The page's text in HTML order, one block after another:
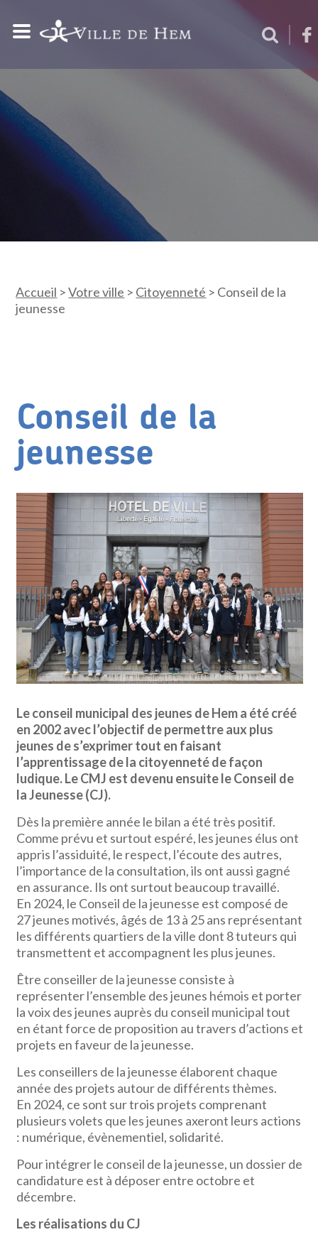
Accueil >Votre ville > Citoyenneté > Conseil de la
jeunesse
Conseil de la
jeunesse
Le conseil municipal des jeunes de Hem a été créé
en 2002 avec l’objectif de permettre aux plus
jeunes de s’exprimer tout en faisant
l’apprentissage de la citoyenneté de façon
ludique. Le CMJ est devenu ensuite le Conseil de
la Jeunesse (CJ).
Dès la première année le bilan a été très positif.
Comme prévu et surtout espéré, les jeunes élus ont
appris l’assiduité, le respect, l’écoute des autres,
l’importance de la consultation, ils ont aussi gagné
en assurance. Ils ont surtout beaucoup travaillé.
En 2024, le Conseil de la jeunesse est composé de
27 jeunes motivés, âgés de 13 à 25 ans représentant
les différents quartiers de la ville dont 8 tuteurs qui
transmettent et accompagnent les plus jeunes.
Être conseiller de la jeunesse consiste à
représenter l’ensemble des jeunes hémois et porter
la voix des jeunes auprès du conseil municipal tout
en étant force de proposition au travers d’actions et
projets en faveur de la jeunesse.
Les conseillers de la jeunesse élaborent chaque
année des projets autour de différents thèmes.
En 2024, ce sont sur trois projets comprenant
plusieurs volets que les jeunes axeront leurs actions
: numérique, évènementiel, solidarité.
Pour intégrer le conseil de la jeunesse, un dossier de
candidature est à déposer entre octobre et
décembre.
Les réalisations du CJ